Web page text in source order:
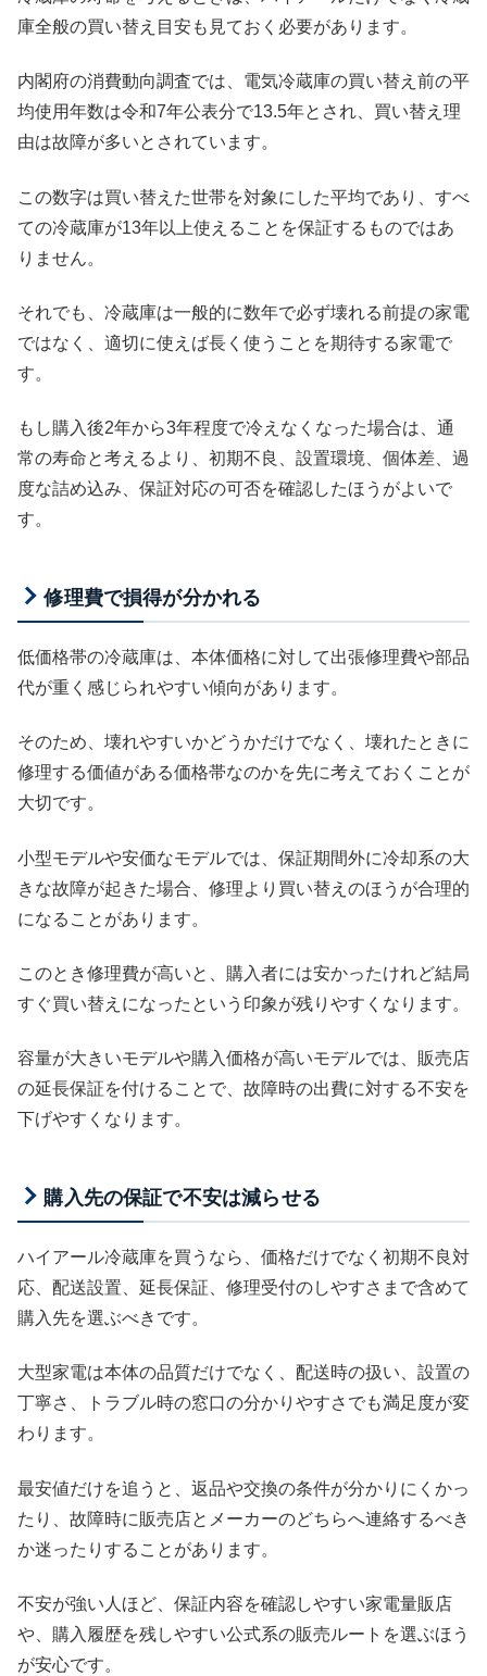
庫全般の買い替え目安も見ておく必要があります。
内閣府の消費動向調査では、電気冷蔵庫の買い替え前の平
均使用年数は令和7年公表分で13.5年とされ、買い替え理
由は故障が多いとされています。
この数字は買い替えた世帯を対象にした平均であり、すべ
ての冷蔵庫が13年以上使えることを保証するものではあ
りません。
それでも、冷蔵庫は一般的に数年で必ず壊れる前提の家電
ではなく、適切に使えば長く使うことを期待する家電で
す。
もし購入後2年から3年程度で冷えなくなった場合は、通
常の寿命と考えるより、初期不良、設置環境、個体差、過
度な詰め込み、保証対応の可否を確認したほうがよいで
す。
修理費で損得が分かれる
低価格帯の冷蔵庫は、本体価格に対して出張修理費や部品
代が重く感じられやすい傾向があります。
そのため、壊れやすいかどうかだけでなく、壊れたときに
修理する価値がある価格帯なのかを先に考えておくことが
大切です。
小型モデルや安価なモデルでは、保証期間外に冷却系の大
きな故障が起きた場合、修理より買い替えのほうが合理的
になることがあります。
このとき修理費が高いと、購入者には安かったけれど結局
すぐ買い替えになったという印象が残りやすくなります。
容量が大きいモデルや購入価格が高いモデルでは、販売店
の延長保証を付けることで、故障時の出費に対する不安を
下げやすくなります。
購入先の保証で不安は減らせる
ハイアール冷蔵庫を買うなら、価格だけでなく初期不良対
応、配送設置、延長保証、修理受付のしやすさまで含めて
購入先を選ぶべきです。
大型家電は本体の品質だけでなく、配送時の扱い、設置の
丁寧さ、トラブル時の窓口の分かりやすさでも満足度が変
わります。
最安値だけを追うと、返品や交換の条件が分かりにくかっ
たり、故障時に販売店とメーカーのどちらへ連絡するべき
か迷ったりすることがあります。
不安が強い人ほど、保証内容を確認しやすい家電量販店
や、購入履歴を残しやすい公式系の販売ルートを選ぶほう
が安心です。